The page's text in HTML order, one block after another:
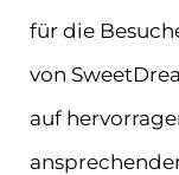
für die
von
auf